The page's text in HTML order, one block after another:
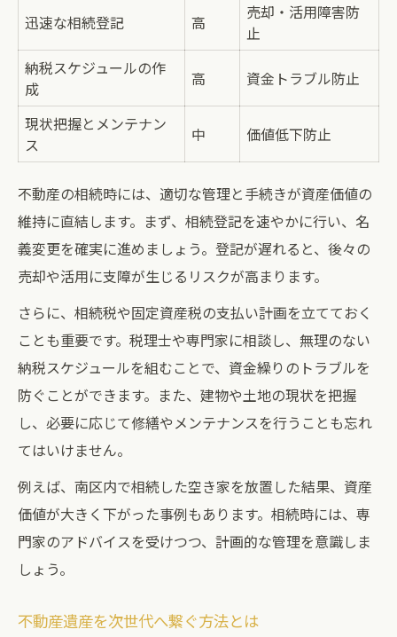
迅速な相続登記 高
売却・活用障害防
止
納税スケジュールの作
成
高 資金トラブル防止
現状把握とメンテナン
ス
中 価値低下防止
不動産の相続時には、適切な管理と手続きが資産価値の
維持に直結します。まず、相続登記を速やかに行い、名
義変更を確実に進めましょう。登記が遅れると、後々の
売却や活用に支障が生じるリスクが高まります。
さらに、相続税や固定資産税の支払い計画を立てておく
ことも重要です。税理士や専門家に相談し、無理のない
納税スケジュールを組むことで、資金繰りのトラブルを
防ぐことができます。また、建物や土地の現状を把握
し、必要に応じて修繕やメンテナンスを行うことも忘れ
てはいけません。
例えば、南区内で相続した空き家を放置した結果、資産
価値が大きく下がった事例もあります。相続時には、専
門家のアドバイスを受けつつ、計画的な管理を意識しま
しょう。
不動産遺産を次世代へ繋ぐ方法とは